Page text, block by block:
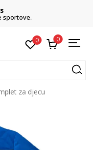
sportove.
0 0
za djecu